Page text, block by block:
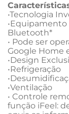
•Tecnologia
Bluetooth*
• Pode ser
Google Home
•Design
•Refrigeração
•Ventilação
• Controle
função iFeel: